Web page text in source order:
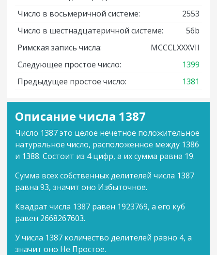
Число в восьмеричной системе:
2553
Число в шестнадцатеричной системе:
56b
Римская запись числа:
MCCCLXXXVII
Следующее простое число:
1399
Предыдущее простое число:
1381
Описание числа 1387
Число 1387 это целое нечетное положительное
натуральное число, расположенное между 1386
и 1388. Состоит из 4 цифр, а их сумма равна 19.
Сумма всех собственных делителей числа 1387
равна 93, значит оно Избыточное.
Квадрат числа 1387 равен 1923769, а его куб
равен 2668267603.
У числа 1387 количество делителей равно 4, а
значит оно Не Простое.